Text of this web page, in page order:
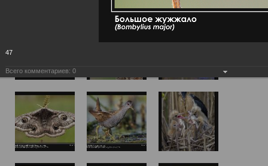
47
Всего комментариев: 0